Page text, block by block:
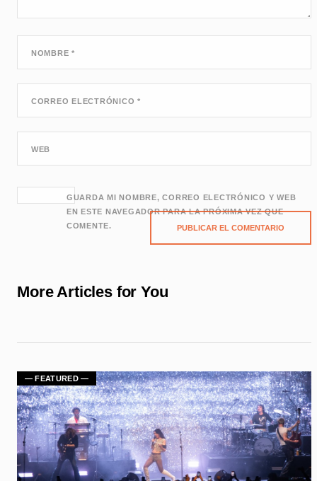
NOMBRE*
CORREO ELECTRÓNICO*
WEB
GUARDA MI NOMBRE, CORREO ELECTRÓNICO Y WEB
EN ESTE NAVEGADOR PARA LA PRÓXIMA VEZ QUE
COMENTE.
More Articles for You
— FEATURED —